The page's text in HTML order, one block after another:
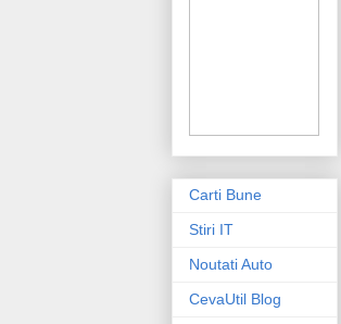
Carti Bune
Stiri IT
Noutati Auto
CevaUtil Blog